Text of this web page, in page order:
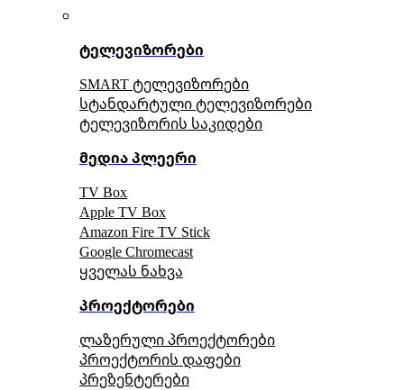
ტელევიზორები
SMART ტელევიზორები
სტანდარტული ტელევიზორები
ტელევიზორის საკიდები
მედია პლეერი
TV Box
Apple TV Box
Amazon Fire TV Stick
Google Chromecast
ყველას ნახვა
პროექტორები
ლაზერული პროექტორები
პროექტორის დაფები
პრეზენტერები